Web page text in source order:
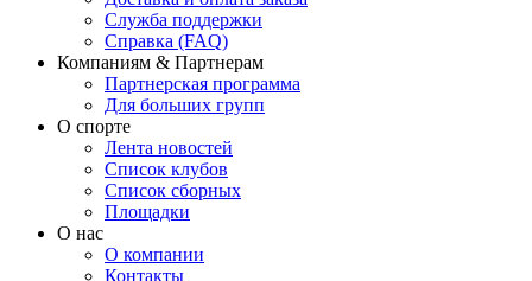
Служба поддержки
Справка (FAQ)
Компаниям & Партнерам
Партнерская программа
Для больших групп
О спорте
Лента новостей
Список клубов
Список сборных
Площадки
О нас
О компании
Контакты